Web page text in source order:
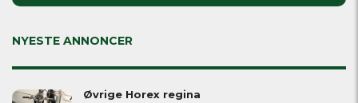
empty.
NYESTE ANNONCER
Øvrige Horex regina